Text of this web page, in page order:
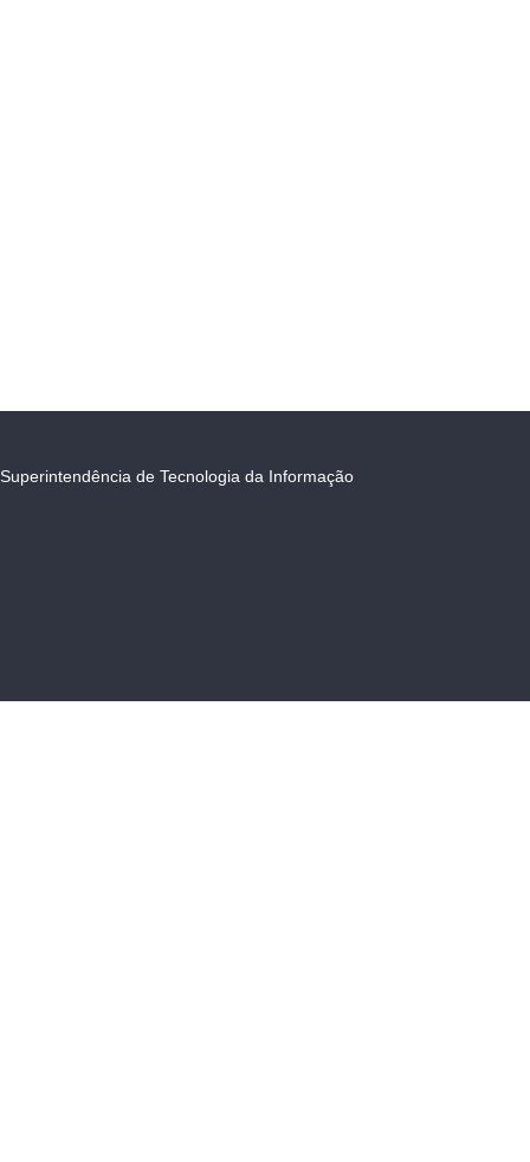
Superintendência de Tecnologia da Informação